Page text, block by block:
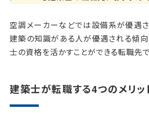
空調メーカーなどでは設備系が優遇さ
建築の知識がある人が優遇される傾向
士の資格を活かすことができる転職先で
建築士が転職する4つのメリッ